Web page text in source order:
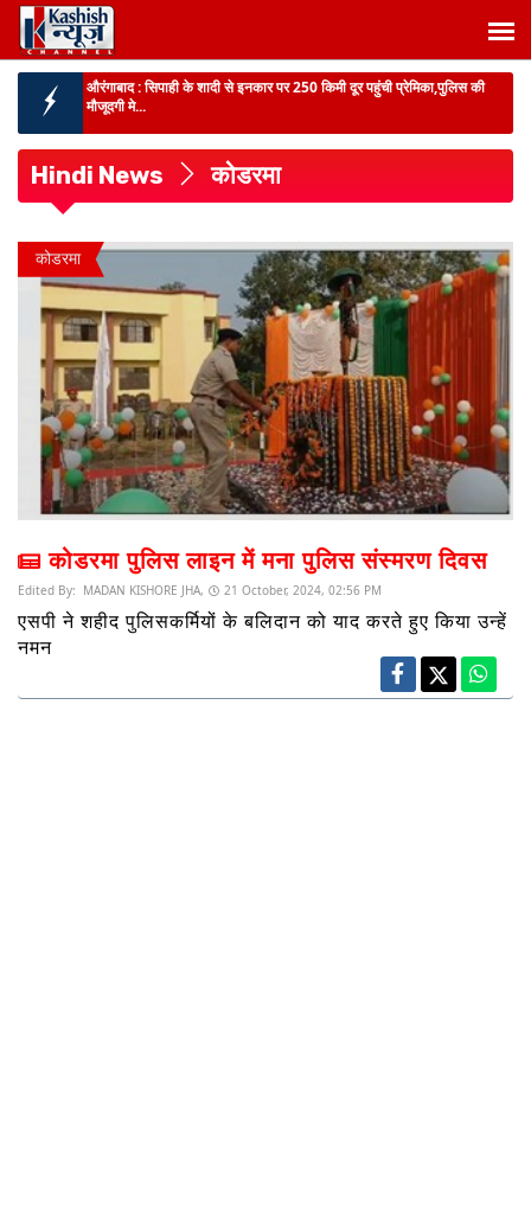
रांची :JPSC-JSSC छात्रों और सरकार के बीच वार्ता,वित्तीय लेनदेन की ED से जांच
संभव-...
किया उद्घाटन,जल, जंगल ...
बिहार में पेपर लीक का बड़ा खुलासा :9 सालों में 6 बड़ी परीक्षाओं में धांधली,500 से
बिहार में शराबबंदी पर फिर गरमाई सियासत :जीतन राम मांझी ने गुजरात मॉडल लागू
करने की मांग दोहराई, NCAER रिपोर्ट से बह...
रांची में आदिवासी महोत्सव का आगाज :राज्यपाल और सीएम ने किया उद्घाटन,छात्र
आंदोलन पर मुख्यमंत्री का बड़ा संदेश,...
औरंगाबाद :सिपाही के शादी से इनकार पर 250 किमी दूर पहुंची प्रेमिका,पुलिस की
मौजूदगी मे...
Hindi News कोडरमा
कोडरमा
कोडरमा पुलिस लाइन में मना पुलिस संस्मरण दिवस
Edited By: MADAN KISHORE JHA, 21 October, 2024, 02:56 PM
एसपी ने शहीद पुलिसकर्मियों के बलिदान को याद करते हुए किया उन्हें
नमन